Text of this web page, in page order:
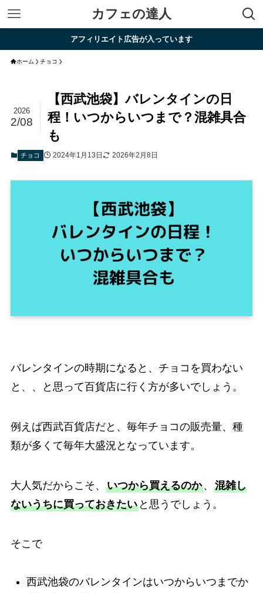
カフェの達人
アフィリエイト広告が入っています
ホーム チョコ
【西武池袋】バレンタインの日
程！いつからいつまで？混雑具合
も
2026
2/08
チョコ 2024年1月13日 2026年2月8日
バレンタインの時期になると、チョコを買わない
と、、と思って百貨店に行く方が多いでしょう。
例えば西武百貨店だと、毎年チョコの販売量、種
類が多くて毎年大盛況となっています。
大人気だからこそ、 いつから買えるのか、 混雑し
ないうちに買っておきたいと思うでしょう。
そこで
西武池袋のバレンタインはいつからいつまでか